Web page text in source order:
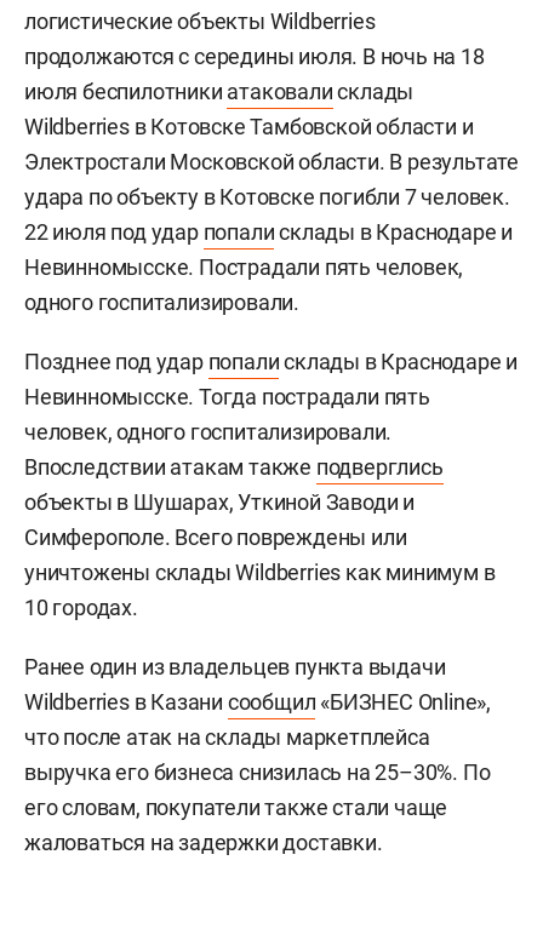
логистические объекты Wildberries
продолжаются с середины июля. В ночь на 18
июля беспилотники атаковалисклады
Wildberries в Котовске Тамбовской области и
Электростали Московской области. В результате
удара по объекту в Котовске погибли 7 человек.
22 июля под удар попалисклады в Краснодаре и
Невинномысске. Пострадали пять человек,
одного госпитализировали.
Позднее под удар попалисклады в Краснодаре и
Невинномысске. Тогда пострадали пять
человек, одного госпитализировали.
Впоследствии атакам также подверглись
объекты в Шушарах, Уткиной Заводи и
Симферополе. Всего повреждены или
уничтожены склады Wildberries как минимум в
10 городах.
Ранее один из владельцев пункта выдачи
Wildberries в Казани сообщил «БИЗНЕС Online»,
что после атак на склады маркетплейса
выручка его бизнеса снизилась на 25–30%. По
его словам, покупатели также стали чаще
жаловаться на задержки доставки.